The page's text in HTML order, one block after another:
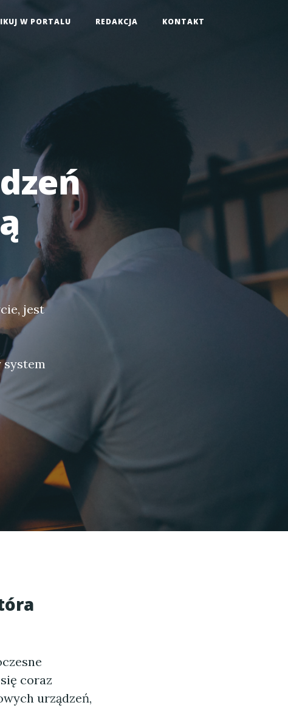
W PORTALU REDAKCJA KONTAKT
jest
system
coraz
urządzeń,